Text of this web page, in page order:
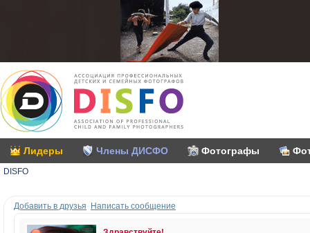
Лидеры Члены ДИСФО Фотографы
DISFO
Добавить в друзья Написать сообщение